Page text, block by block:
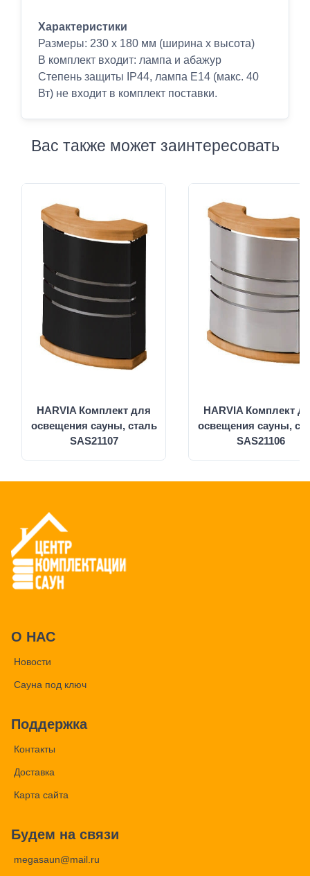
Характеристики
Размеры: 230 x 180 мм (ширина х высота)
В комплект входит: лампа и абажур
Степень защиты IP44, лампа E14 (макс. 40
Вт) не входит в комплект поставки.
Вас также может заинтересовать
HARVIA Комплект для
освещения сауны, сталь
SAS21107
HARVIA Комплект
освещения сауны,
SAS21106
О НАС
Новости
Сауна под ключ
Поддержка
Контакты
Доставка
Карта сайта
Будем на связи
megasaun@mail.ru